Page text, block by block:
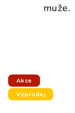
muže.
Akce
Výprodej